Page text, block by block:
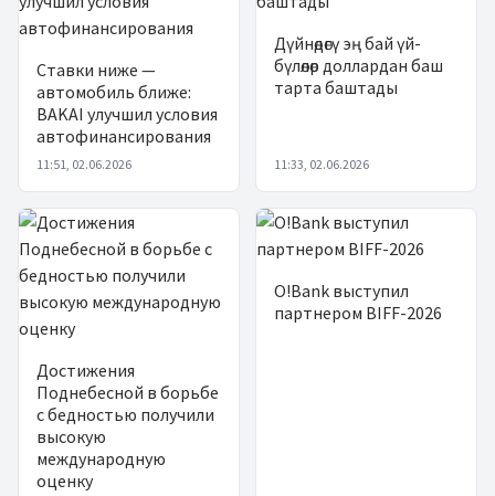
Ставки ниже —
автомобиль ближе:
BAKAI улучшил условия
автофинансирования
11:51, 02.06.2026
Дүйнөдөгү эң бай үй-
бүлөлөр доллардан баш
тарта баштады
11:33, 02.06.2026
Достижения
Поднебесной в борьбе
с бедностью получили
высокую
международную
оценку
O!Bank выступил
партнером BIFF-2026